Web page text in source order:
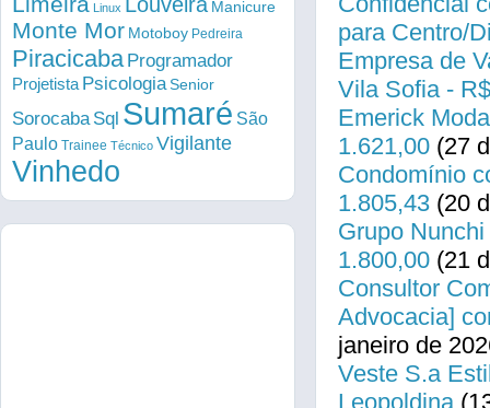
para Centro/
Empresa de
Vila Sofia -
Emerick
1.621,00 (27
Condomínio
1.805,43 (20
Grupo
1.800,00 (21
Consultor
Advocacia]
janeiro de
Veste S.a
Leopoldina
Linux Manicure
Monte Mor Motoboy Pedreira
Piracicaba Programador
Projetista PsicologiaSenior
Sorocaba Sql Sumaré São
Paulo Trainee Técnico Vigilante
Vinhedo